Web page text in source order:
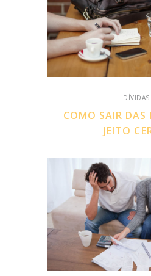
DÍVIDAS
COMO SAIR DAS
JEITO